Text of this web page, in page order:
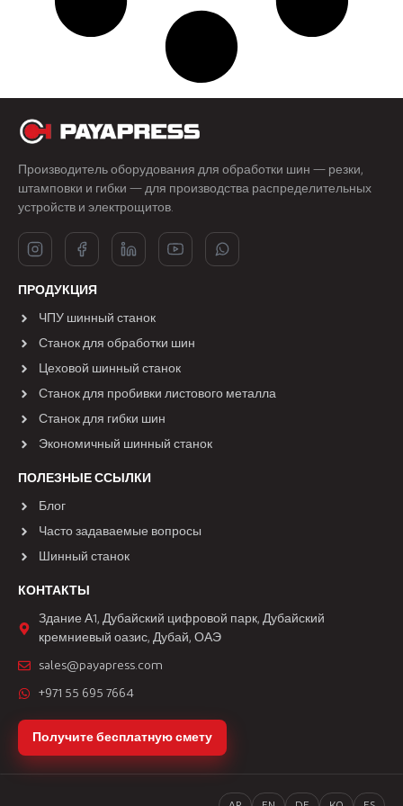
Производитель оборудования для обработки шин — резки,
штамповки и гибки — для производства распределительных
устройств и электрощитов.
ПРОДУКЦИЯ
ЧПУ шинный станок
Станок для обработки шин
Цеховой шинный станок
Станок для пробивки листового металла
Станок для гибки шин
Экономичный шинный станок
ПОЛЕЗНЫЕ ССЫЛКИ
Блог
Часто задаваемые вопросы
Шинный станок
КОНТАКТЫ
Здание А1, Дубайский цифровой парк, Дубайский
кремниевый оазис, Дубай, ОАЭ
sales@payapress.com
+971 55 695 7664
Получите бесплатную смету